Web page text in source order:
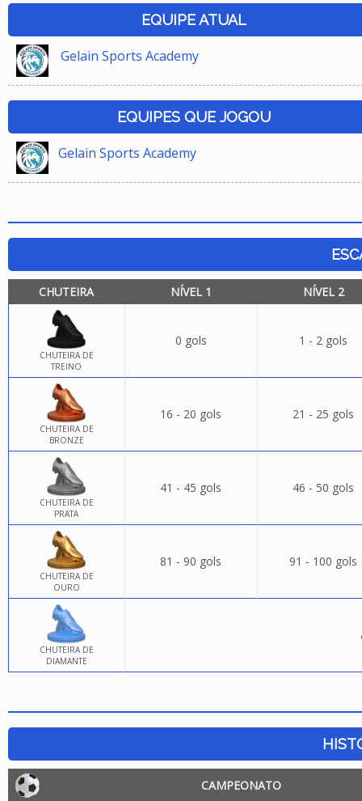
EQUIPE ATUAL
Gelain Sports Academy
EQUIPES QUE JOGOU
Gelain Sports Academy
CHUTEIRA NÍVEL 1 NÍVEL 2
CHUTEIRA DE
TREINO
0 gols 1 - 2 gols
CHUTEIRA DE
BRONZE
16 - 20 gols 21 - 25 gols
CHUTEIRA DE
PRATA
41 - 45 gols 46 - 50 gols
CHUTEIRA DE
OURO
81 - 90 gols 91 - 100 gols
CHUTEIRA DE
DIAMANTE
CAMPEONATO